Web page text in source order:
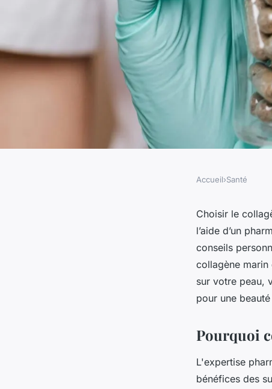
Comment choisir
avec l'aide d'un
Accueil›Santé
Choisir le
l’aide d’un
conseils
collagène
sur votre peau,
pour une
Pourquoi
L'expertise
bénéfices des